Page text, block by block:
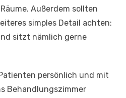
Außerdem sollten
simples Detail achten:
sitzt nämlich gerne
persönlich und mit
Behandlungszimmer